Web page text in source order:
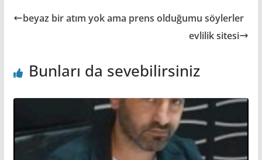
beyaz bir atım yok ama prens olduğumu söylerler
evlilik sitesi
Bunları da sevebilirsiniz